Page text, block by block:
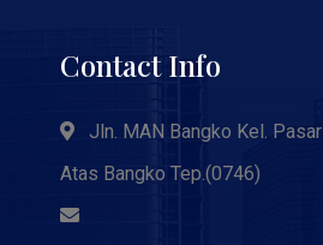
Contact Info
Jln. MAN Bangko Kel. Pasar
Atas Bangko Tep.(0746)